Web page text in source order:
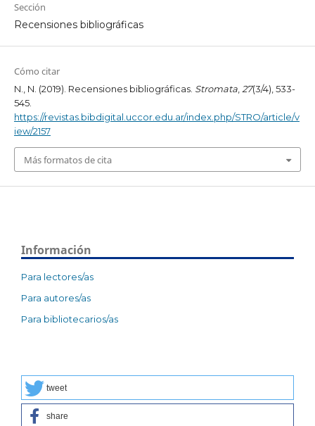
Sección
Recensiones bibliográficas
Cómo citar
N., N. (2019). Recensiones bibliográficas. Stromata,27(3/4), 533-
545.
https://revistas.bibdigital.uccor.edu.ar/index.php/STRO/article/v
iew/2157
Más formatos de cita
Información
Para lectores/as
Para autores/as
Para bibliotecarios/as
tweet
share